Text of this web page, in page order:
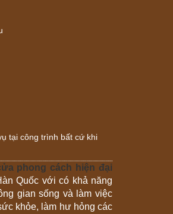
tại công trình bất cứ khi
phong cách hiện đại
Quốc với có khả năng
gian sống và làm việc
khỏe, làm hư hỏng các